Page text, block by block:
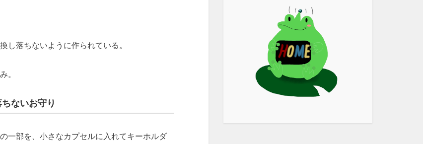
し落ちないように作られている。
。
ないお守り
一部を、小さなカプセルに入れてキーホルダ